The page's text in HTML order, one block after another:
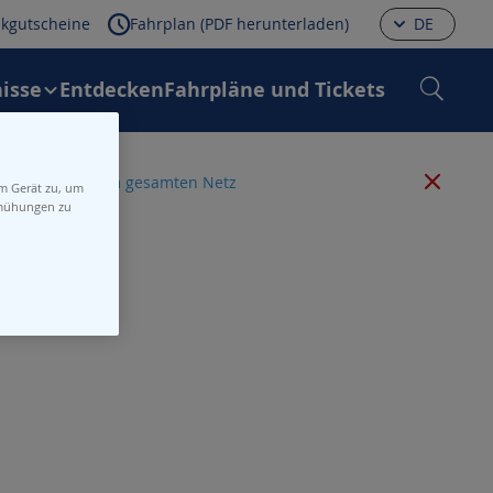
Fahrplan (PDF herunterladen) DE
EntdeckenFahrpläne und Tickets
Störungen im gesamten Netz
Gerät zu, um
zu